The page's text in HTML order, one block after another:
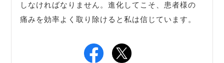
しなければなりません。進化してこそ、患者様の
痛みを効率よく取り除けると私は信じています。